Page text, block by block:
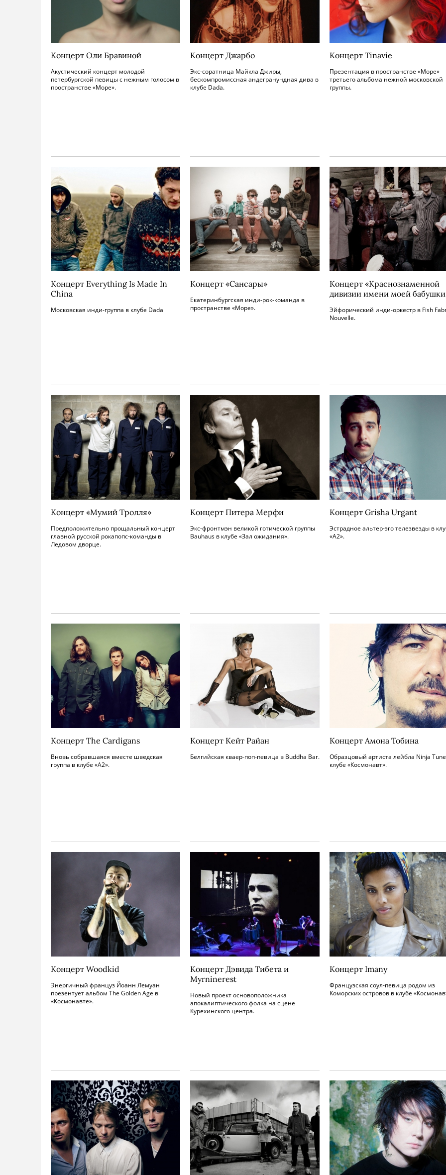
Концерт Оли Бравиной
Акустический концерт молодой
петербургской певицы с нежным голосом в
пространстве «Море».
Концерт Джарбо
Экс-соратница Майкла Джиры,
бескомпромиссная андегранундная дива в
клубе Dada.
Концерт Tinavie
Презентация в пространстве «Море»
третьего альбома нежной московской
группы.
Концерт Everything Is Made In
China
Московская инди-группа в клубе Dada
Концерт «Сансары»
Екатеринбургская инди-рок-команда в
пространстве «Море».
Концерт «Краснознаменной
дивизии имени моей
Эйфорический инди-оркестр в Fish
Nouvelle.
Концерт «Мумий Тролля»
Предположительно прощальный концерт
главной русской рокапопс-команды в
Ледовом дворце.
Концерт Питера Мерфи
Экс-фронтмэн великой готической группы
Bauhaus в клубе «Зал ожидания».
Концерт Grisha Urgant
Эстрадное альтер-эго телезвезды в
«А2».
Концерт The Cardigans
Вновь собравшаяся вместе шведская
группа в клубе «А2».
Концерт Кейт Райан
Белгийская кваер-поп-певица в Buddha Bar.
Концерт Амона Тобина
Образцовый артиста лейбла Ninja
клубе «Космонавт».
Концерт Woodkid
Энергичный француз Йоанн Лемуан
презентует альбом The Golden Age в
«Космонавте».
Концерт Дэвида Тибета и
Myrninerest
Новый проект основоположника
апокалиптического фолка на сцене
Курехинского центра.
Концерт Imany
Французская соул-певица родом из
Коморских островов в клубе